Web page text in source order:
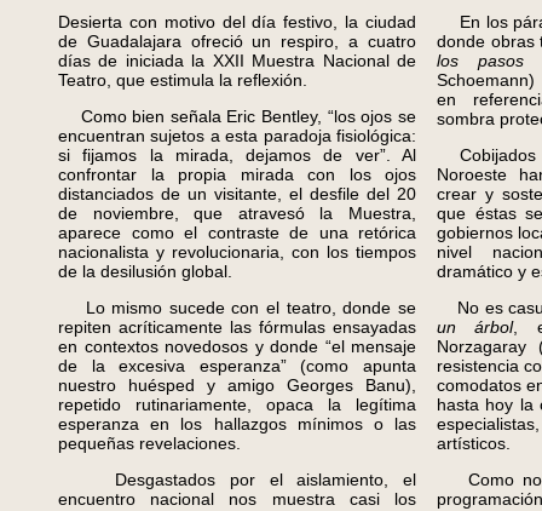
Desierta con motivo del día festivo, la ciudad
de Guadalajara ofreció un respiro, a cuatro
días de iniciada la XXII Muestra Nacional de
Teatro, que estimula la reflexión.
Como bien señala Eric Bentley, “los ojos se
encuentran sujetos a esta paradoja fisiológica:
si fijamos la mirada, dejamos de ver”. Al
confrontar la propia mirada con los ojos
distanciados de un visitante, el desfile del 20
de noviembre, que atravesó la Muestra,
aparece como el contraste de una retórica
nacionalista y revolucionaria, con los tiempos
de la desilusión global.
Lo mismo sucede con el teatro, donde se
repiten acríticamente las fórmulas ensayadas
en contextos novedosos y donde “el mensaje
de la excesiva esperanza” (como apunta
nuestro huésped y amigo Georges Banu),
repetido rutinariamente, opaca la legítima
esperanza en los hallazgos mínimos o las
pequeñas revelaciones.
Desgastados por el aislamiento, el
encuentro nacional nos muestra casi los
En los
donde obras
los pasos
en
sombra
Cobijados
Noroeste
crear y
que éstas
gobiernos
nivel
dramático y
No es
un árbol,
resistencia
comodatos
hasta hoy la
artísticos.
Como no